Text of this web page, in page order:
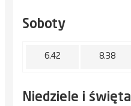
Soboty
6.42 8.38
Niedziele i święta